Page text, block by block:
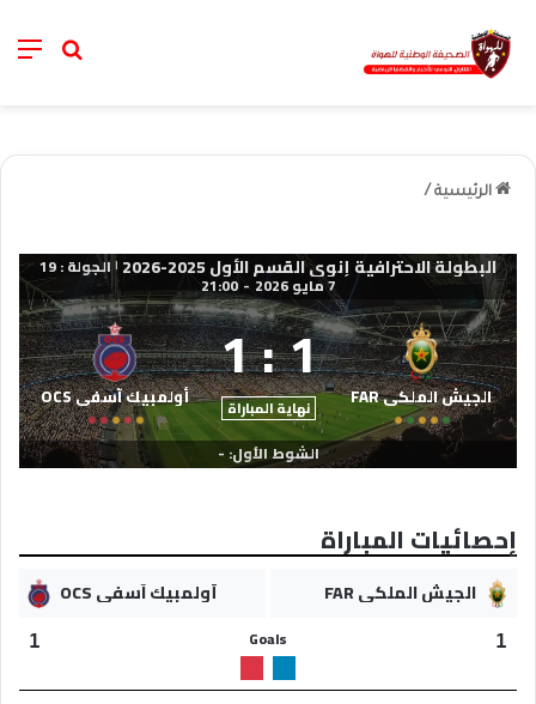
خانة
الرئيسية /
البطولة الاحترافية إنوي القسم الأول 2025-2026 | الجولة : 19
7 مايو 2026 -
21:00
الجيش الملكي FAR 1
:
1
نهاية المباراة أولمبيك آسفي OCS
الشوط الأول: -
إحصائيات المباراة
الجيش الملكي FAR أولمبيك آسفي OCS
1
Goals
1